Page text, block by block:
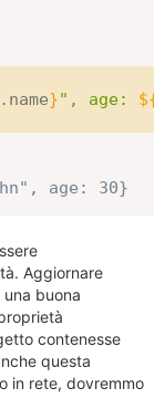
. name}", age: ${
age: 30}
Aggiornare
una buona
contenesse
questa
in rete, dovremmo